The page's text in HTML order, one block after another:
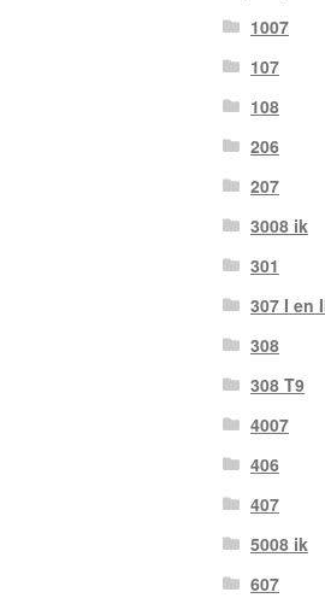
1007
107
108
206
207
3008 ik
301
307 I en
308
308 T9
4007
406
407
5008 ik
607